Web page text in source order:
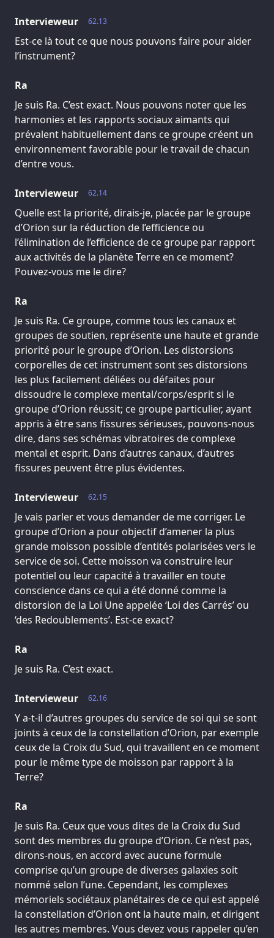
62.13
Intervieweur
Est-ce là tout ce que nous pouvons faire pour aider
l’instrument?
Ra
Je suis Ra. C’est exact. Nous pouvons noter que les
harmonies et les rapports sociaux aimants qui
prévalent habituellement dans ce groupe créent un
environnement favorable pour le travail de chacun
d’entre vous.
62.14
Intervieweur
Quelle est la priorité, dirais-je, placée par le groupe
d’Orion sur la réduction de l’efficience ou
l’élimination de l’efficience de ce groupe par rapport
aux activités de la planète Terre en ce moment?
Pouvez-vous me le dire?
Ra
Je suis Ra. Ce groupe, comme tous les canaux et
groupes de soutien, représente une haute et grande
priorité pour le groupe d’Orion. Les distorsions
corporelles de cet instrument sont ses distorsions
les plus facilement déliées ou défaites pour
dissoudre le complexe mental/corps/esprit si le
groupe d’Orion réussit; ce groupe particulier, ayant
appris à être sans fissures sérieuses, pouvons-nous
dire, dans ses schémas vibratoires de complexe
mental et esprit. Dans d’autres canaux, d’autres
fissures peuvent être plus évidentes.
62.15
Intervieweur
Je vais parler et vous demander de me corriger. Le
groupe d’Orion a pour objectif d’amener la plus
grande moisson possible d’entités polarisées vers le
service de soi. Cette moisson va construire leur
potentiel ou leur capacité à travailler en toute
conscience dans ce qui a été donné comme la
distorsion de la Loi Une appelée ‘Loi des Carrés’ ou
‘des Redoublements’. Est-ce exact?
Ra
Je suis Ra. C’est exact.
62.16
Intervieweur
Y a-t-il d’autres groupes du service de soi qui se sont
joints à ceux de la constellation d’Orion, par exemple
ceux de la Croix du Sud, qui travaillent en ce moment
pour le même type de moisson par rapport à la
Terre?
Ra
Je suis Ra. Ceux que vous dites de la Croix du Sud
sont des membres du groupe d’Orion. Ce n’est pas,
dirons-nous, en accord avec aucune formule
comprise qu’un groupe de diverses galaxies soit
nommé selon l’une. Cependant, les complexes
mémoriels sociétaux planétaires de ce qui est appelé
la constellation d’Orion ont la haute main, et dirigent
les autres membres. Vous devez vous rappeler qu’en